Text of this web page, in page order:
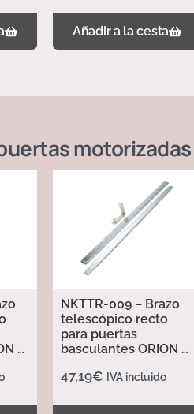
Añadir a la cesta
motorizadas
–
NKTTR-009 – Brazo
telescópico recto
para puertas
basculantes ORION –
47,19€ IVA incluido